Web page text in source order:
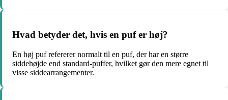
Hvad betyder det, hvis en puf er høj?
En høj puf refererer normalt til en puf, der har en større
siddehøjde end standard-puffer, hvilket gør den mere egnet til
visse siddearrangementer.